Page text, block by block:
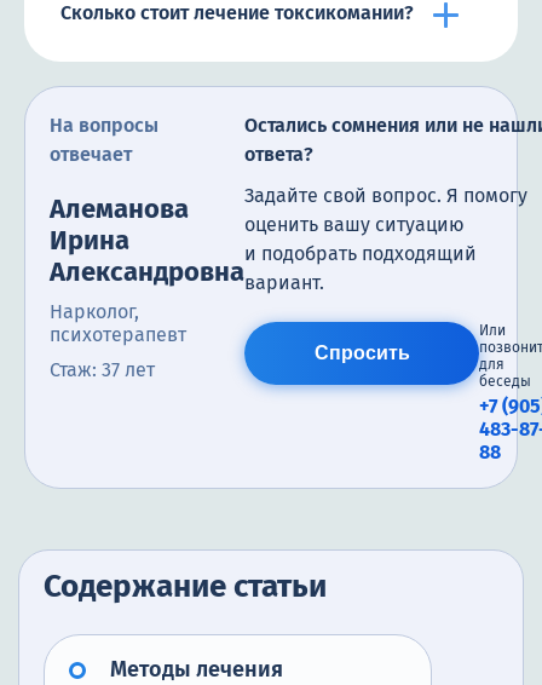
Сколько стоит лечение токсикомании?
На вопросы
отвечает
Алеманова
Ирина
Александровна
Нарколог,
психотерапевт
Стаж: 37 лет
Остались сомнения или не
ответа?
Задайте свой вопрос. Я помогу
оценить вашу ситуацию
и подобрать подходящий
вариант.
Спросить
Или
для
беседы
+7
483-
88
Содержание статьи
Методы лечения